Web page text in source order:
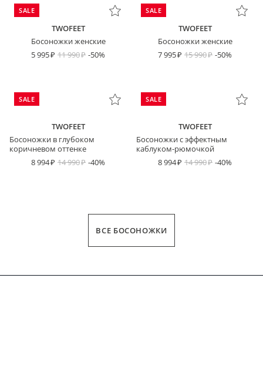
SALE
TWOFEET
Босоножки женские
5 995
11 990 -50%
SALE
TWOFEET
Босоножки женские
7 995
15 990 -50%
SALE
TWOFEET
Босоножки в глубоком
коричневом оттенке
8 994
14 990 -40%
SALE
TWOFEET
Босоножки с эффектным
каблуком-рюмочкой
8 994
14 990 -40%
ВСЕ БОСОНОЖКИ